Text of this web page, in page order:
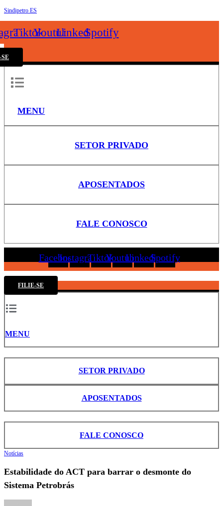
Sindipetro ES
TiktokYoutubeLinkedinSpotify
MENU
SETOR PRIVADO
APOSENTADOS
FALE CONOSCO
FacebookInstagramTiktokYoutubeLinkedinSpotify
FILIE-SE
MENU
SETOR PRIVADO
APOSENTADOS
FALE CONOSCO
Notícias
Estabilidade do ACT para barrar o desmonte do
Sistema Petrobrás